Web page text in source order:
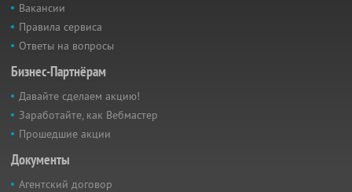
Вакансии
Правила сервиса
Ответы на вопросы
Бизнес-Партнёрам
Давайте сделаем акцию!
Заработайте, как Вебмастер
Прошедшие акции
Документы
Агентский договор